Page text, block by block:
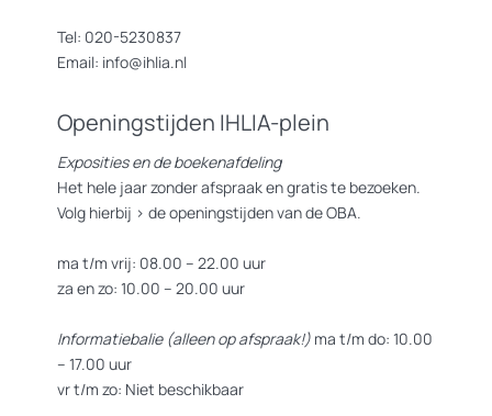
Tel: 020-5230837
Email: info@ihlia.nl
Openingstijden IHLIA-plein
Exposities en de boekenafdeling
Het hele jaar zonder afspraak en gratis te bezoeken.
Volg hierbij > de openingstijden van de OBA.
ma t/m vrij: 08.00 – 22.00 uur
za en zo: 10.00 – 20.00 uur
Informatiebalie (alleen op afspraak!) ma t/m do: 10.00
– 17.00 uur
vr t/m zo: Niet beschikbaar